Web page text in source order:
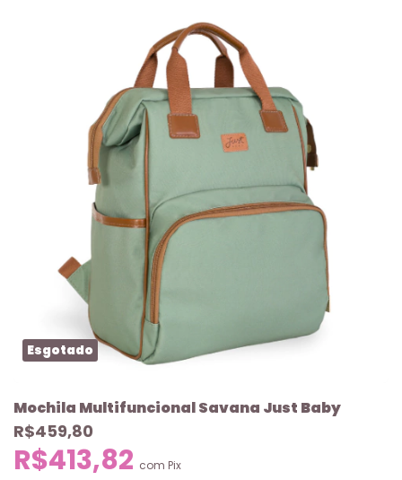
Esgotado
Mochila Multifuncional Savana Just Baby
R$459,80
R$413,82 com Pix